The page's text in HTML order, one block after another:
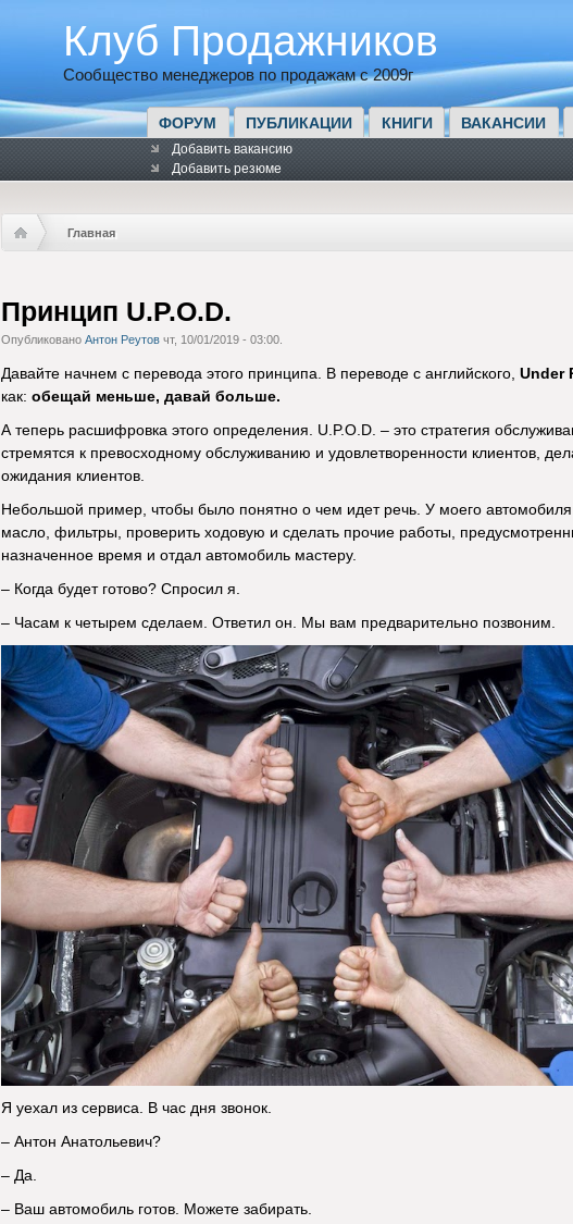
Клуб Продажников
Сообщество менеджеров по продажам с 2009г
ФОРУМ ПУБЛИКАЦИИ КНИГИ ВАКАНСИИ
Добавить вакансию
Добавить резюме
Главная
Принцип U.P.O.D.
Опубликовано Антон Реутовчт, 10/01/2019 - 03:00.
Давайте начнем с перевода этого принципа. В переводе с английского, Under
как: обещай меньше, давай больше.
А теперь расшифровка этого определения. U.P.O.D. – это стратегия
стремятся к превосходному обслуживанию и удовлетворенности клиентов,
ожидания клиентов.
Небольшой пример, чтобы было понятно о чем идет речь. У моего
масло, фильтры, проверить ходовую и сделать прочие работы,
назначенное время и отдал автомобиль мастеру.
– Когда будет готово? Спросил я.
– Часам к четырем сделаем. Ответил он. Мы вам предварительно позвоним.
Я уехал из сервиса. В час дня звонок.
– Антон Анатольевич?
– Да.
– Ваш автомобиль готов. Можете забирать.